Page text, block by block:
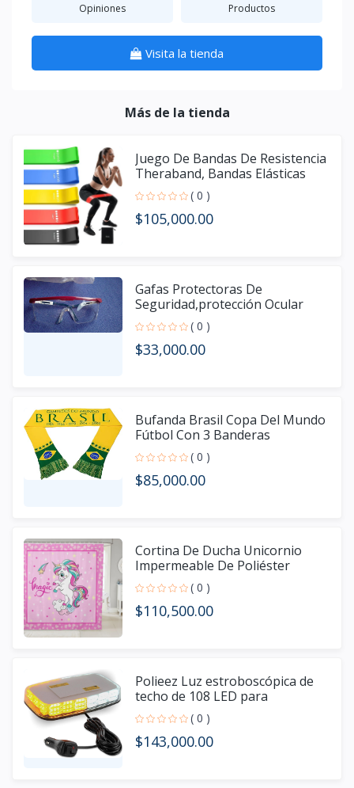
Opiniones Productos
Visita la tienda
Más de la tienda
Juego De Bandas De Resistencia
Theraband, Bandas Elásticas
( 0 )
$105,000.00
Gafas Protectoras De
Seguridad,protección Ocular
Protección de grado industria
( 0 )
$33,000.00
Bufanda Brasil Copa Del Mundo
Fútbol Con 3 Banderas
( 0 )
$85,000.00
Cortina De Ducha Unicornio
Impermeable De Poliéster
Marca Homewish
( 0 )
$110,500.00
Polieez Luz estroboscópica de
techo de 108 LED para
camiones,( 0 )
$143,000.00